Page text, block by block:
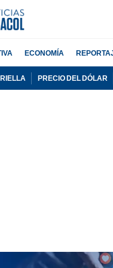
ECONOMÍA
PRECIO DEL DÓLAR